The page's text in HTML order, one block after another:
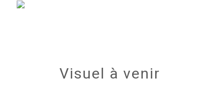
Visuel à venir